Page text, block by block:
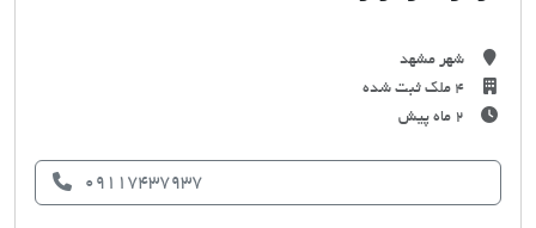
شهر مشهد
۲ ماه پیش
09117437937